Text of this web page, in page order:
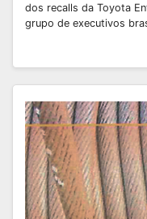
dos recalls da Toyota
grupo de executivos